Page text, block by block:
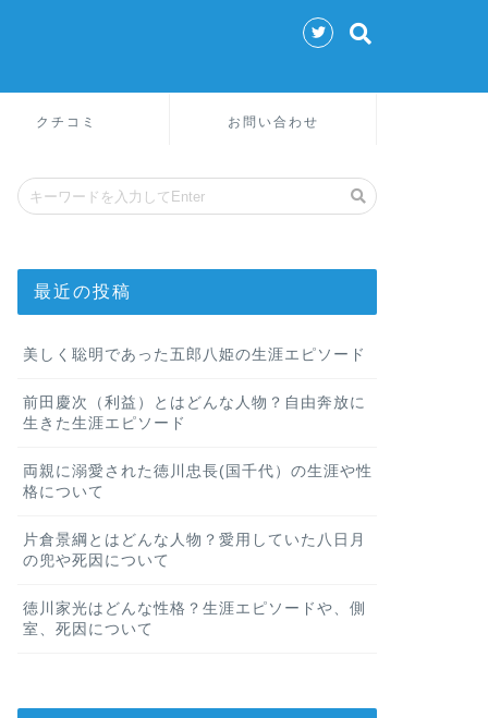
クチコミ お問い合わせ
最近の投稿
美しく聡明であった五郎八姫の生涯エピソード
前田慶次（利益）とはどんな人物？自由奔放に
生きた生涯エピソード
両親に溺愛された徳川忠長(国千代）の生涯や性
格について
片倉景綱とはどんな人物？愛用していた八日月
の兜や死因について
徳川家光はどんな性格？生涯エピソードや、側
室、死因について